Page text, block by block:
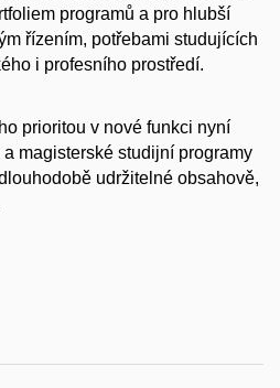
programů a pro hlubší
řízením, potřebami studujících
i profesního prostředí.
prioritou v nové funkci nyní
magisterské studijní programy
udržitelné obsahově,